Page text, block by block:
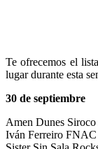
Te ofrecemos el
lugar durante esta
30 de septiembre
Amen Dunes
Iván Ferreiro FNAC